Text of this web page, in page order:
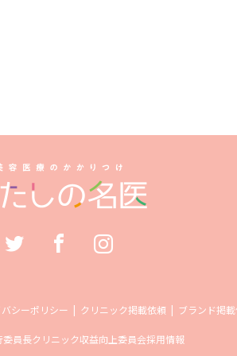
シーポリシー クリニック掲載依頼 ブランド掲
委員長クリニック収益向上委員会採用情報